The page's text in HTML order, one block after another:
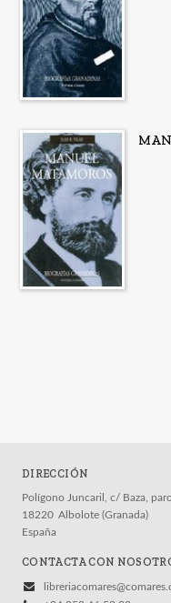
DIRECCIÓN
Polígono Juncaril, c/ Baza,
18220 Albolote (Granada)
España
CONTACTA CON